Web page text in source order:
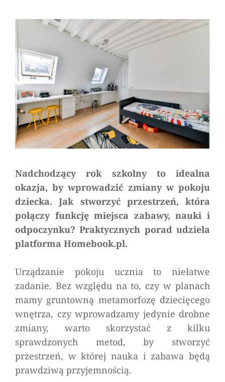
comment
on
Jak
urządzić
ucznia?
Stwórz
przestrzeń
do
rozwoju!
Nadchodzący rok szkolny to idealna
okazja, by wprowadzić zmiany w pokoju
dziecka. Jak stworzyć przestrzeń, która
połączy funkcję miejsca zabawy, nauki i
odpoczynku? Praktycznych porad udziela
platforma Homebook.pl.
Urządzanie pokoju ucznia to niełatwe
zadanie. Bez względu na to, czy w planach
mamy gruntowną metamorfozę dziecięcego
wnętrza, czy wprowadzamy jedynie drobne
zmiany, warto skorzystać z kilku
sprawdzonych metod, by stworzyć
przestrzeń, w której nauka i zabawa będą
prawdziwą przyjemnością.